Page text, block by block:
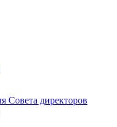
Совета директоров